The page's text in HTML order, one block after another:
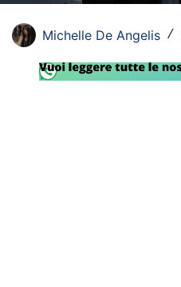
Tennis
Michelle De Angelis /